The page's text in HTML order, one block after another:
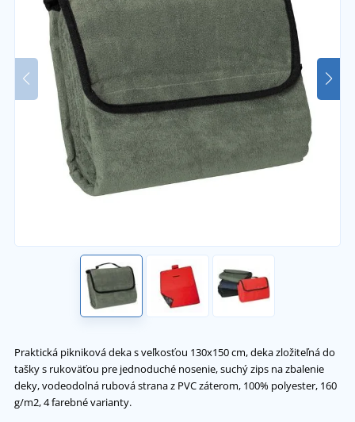
Praktická pikniková deka s veľkosťou 130x150 cm, deka zložiteľná do
tašky s rukoväťou pre jednoduché nosenie, suchý zips na zbalenie
deky, vodeodolná rubová strana z PVC záterom, 100% polyester, 160
g/m2, 4 farebné varianty.